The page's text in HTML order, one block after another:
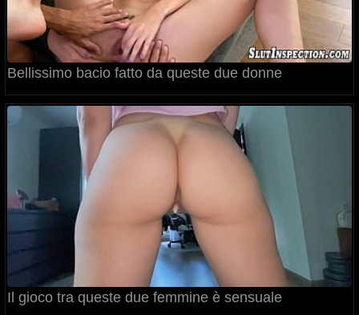
Bellissimo bacio fatto da queste due donne
Il gioco tra queste due femmine è sensuale